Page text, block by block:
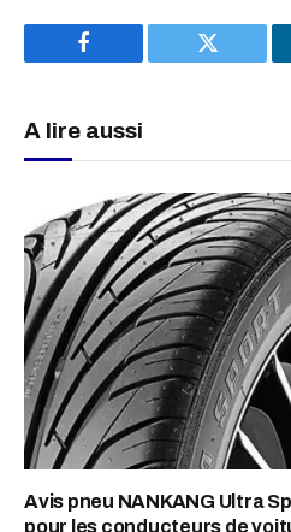
Facebook Twitter
A lire aussi
Avis pneu NANKANG Ultra
pour les conducteurs de